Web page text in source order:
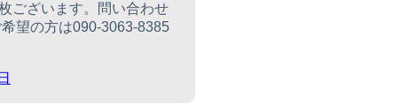
ございます。問い合わせ
望の方は090-3063-8385